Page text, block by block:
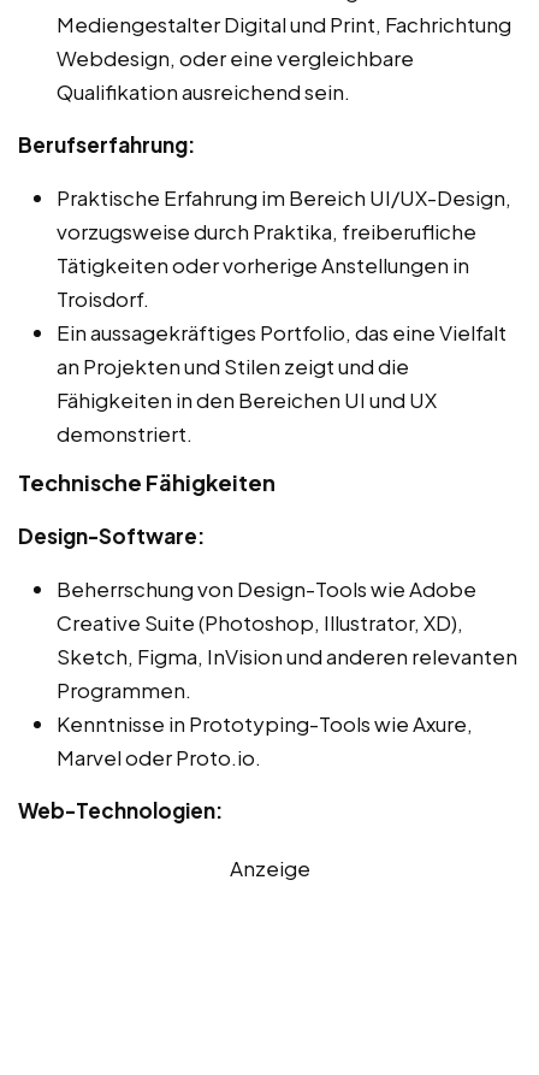
Mediengestalter Digital und Print, Fachrichtung
Webdesign, oder eine vergleichbare
Qualifikation ausreichend sein.
Berufserfahrung:
Praktische Erfahrung im Bereich UI/UX-Design,
vorzugsweise durch Praktika, freiberufliche
Tätigkeiten oder vorherige Anstellungen in
Troisdorf.
Ein aussagekräftiges Portfolio, das eine Vielfalt
an Projekten und Stilen zeigt und die
Fähigkeiten in den Bereichen UI und UX
demonstriert.
Technische Fähigkeiten
Design-Software:
Beherrschung von Design-Tools wie Adobe
Creative Suite (Photoshop, Illustrator, XD),
Sketch, Figma, InVision und anderen relevanten
Programmen.
Kenntnisse in Prototyping-Tools wie Axure,
Marvel oder Proto.io.
Web-Technologien:
Anzeige